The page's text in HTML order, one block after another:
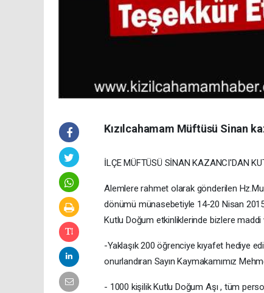
Kızılcahamam Müftüsü Sinan
İLÇE MÜFTÜSÜ SİNAN KAZANCI'DAN
Alemlere rahmet olarak gönderilen
dönümü münasebetiyle 14-20 Nisan
Kutlu Doğum etkinliklerinde bizlere
-Yaklaşık 200 öğrenciye kıyafet hediye
onurlandıran Sayın Kaymakamımız
- 1000 kişilik Kutlu Doğum Aşı , tüm